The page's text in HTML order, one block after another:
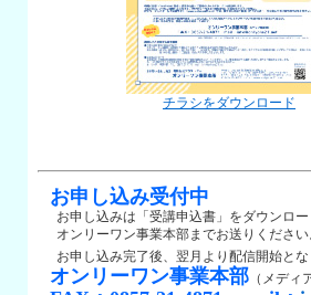
チラシをダウンロード
お申し込み受付中
お申し込みは「受講申込書」をダウンロー
オンリーワン事業本部までお送りください
お申し込み完了後、翌月より配信開始とな
オンリーワン事業本部 （メディ